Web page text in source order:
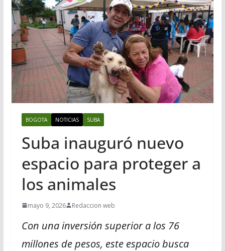
BOGOTA NOTICIAS SUBA
Suba inauguró nuevo
espacio para proteger a
los animales
mayo 9, 2026 Redaccion web
Con una inversión superior a los 76
millones de pesos, este espacio busca